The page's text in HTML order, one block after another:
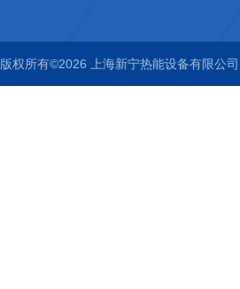
版权所有©2026 上海新宁热能设备有限公